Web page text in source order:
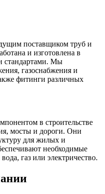
поставщиком труб и
и изготовлена в
стандартами. Мы
газоснабжения и
фитинги различных
в строительстве
мосты и дороги. Они
для жилых и
необходимые
газ или электричество.